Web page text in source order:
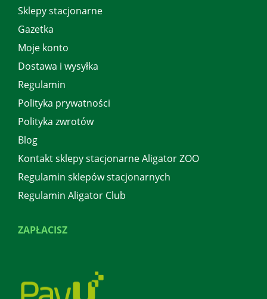
Sklepy stacjonarne
Gazetka
Moje konto
Dostawa i wysyłka
Regulamin
Polityka prywatności
Polityka zwrotów
Blog
Kontakt sklepy stacjonarne Aligator ZOO
Regulamin sklepów stacjonarnych
Regulamin Aligator Club
ZAPŁACISZ